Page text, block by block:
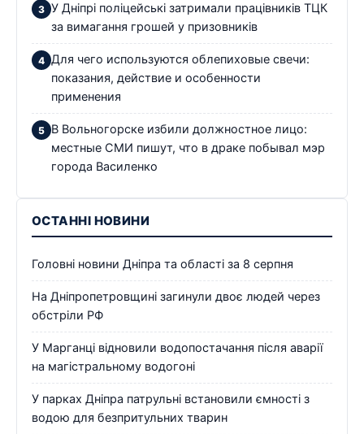
У Дніпрі поліцейські затримали працівників ТЦК
за вимагання грошей у призовників
Для чего используются облепиховые свечи:
показания, действие и особенности
применения
В Вольногорске избили должностное лицо:
местные СМИ пишут, что в драке побывал мэр
города Василенко
ОСТАННІ НОВИНИ
Головні новини Дніпра та області за 8 серпня
На Дніпропетровщині загинули двоє людей через
обстріли РФ
У Марганці відновили водопостачання після аварії
на магістральному водогоні
У парках Дніпра патрульні встановили ємності з
водою для безпритульних тварин